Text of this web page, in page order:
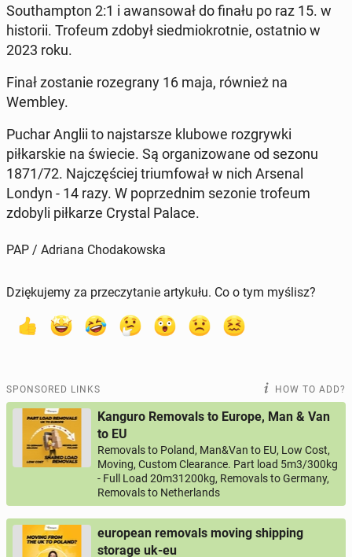
Southamp­ton 2:1 i awan­sował do finału po raz 15. w
his­torii. Trofeum zdobył sied­miokrot­nie, os­tat­nio w
2023 roku.
Finał zostanie roze­grany 16 maja, również na
Wembley.
Puchar Anglii to na­js­tarsze klubowe roz­gry­w­ki
piłkarskie na świecie. Są or­ga­ni­zowane od sezonu
1871/72. Na­jczęś­ciej tri­um­fował w nich Arsenal
Londyn - 14 razy. W poprzed­nim sezonie trofeum
zdobyli piłkarze Crystal Palace.
PAP / Adriana Chodakowska
Dziękujemy za przeczytanie artykułu. Co o tym myślisz?
SPONSORED LINKS HOW TO ADD?
Kanguro Removals to Europe, Man & Van
to EU
Removals to Poland, Man&Van to EU, Low Cost,
Moving, Custom Clearance. Part load 5m3/300kg
- Full Load 20m31200kg, Removals to Germany,
Removals to Netherlands
european removals moving shipping
storage uk-eu